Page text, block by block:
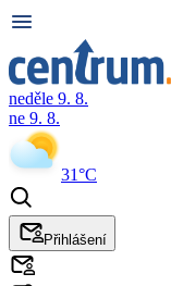
neděle 9. 8.
ne 9. 8.
31°C
Přihlášení